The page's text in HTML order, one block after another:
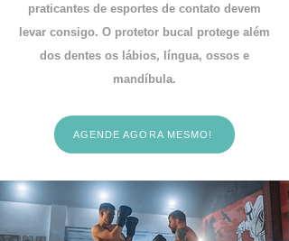
praticantes de esportes de contato devem
levar consigo. O protetor bucal protege além
dos dentes os lábios, língua, ossos e
mandíbula.
AGENDE AGORA MESMO!